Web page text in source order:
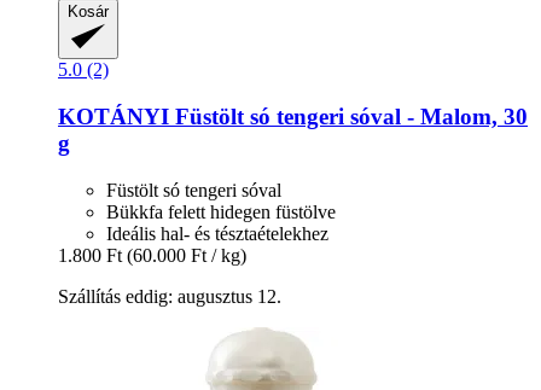
Kosár
5.0 (2)
KOTÁNYI Füstölt só tengeri sóval -​ Malom, 30
g
Füstölt só tengeri sóval
Bükkfa felett hidegen füstölve
Ideális hal- és tésztaételekhez
1.800 Ft (60.000 Ft / kg)
Szállítás eddig: augusztus 12.